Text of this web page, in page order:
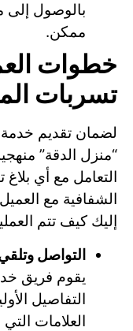
بالوصول
ممكن.
خطوات
تسربات
لضمان تقديم خدمة
“منزل الدقة”
التعامل مع أي
الشفافية مع
إليك كيف تتم
التواصل
يقوم فريق
التفاصيل
العلامات